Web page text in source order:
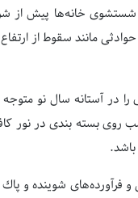
شستشوی خانه‌ها پیش از
مانند سقوط از
را در آستانه سال نو
روی بسته بندی در
فرآورده‌های شوینده و